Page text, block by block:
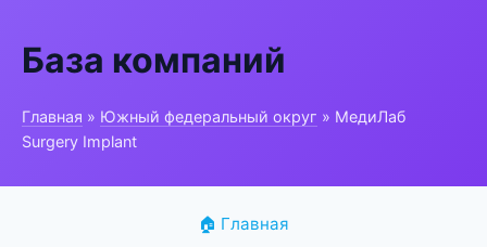
База компаний
Главная » Южный федеральный округ » МедиЛаб
Surgery Implant
🏠 Главная